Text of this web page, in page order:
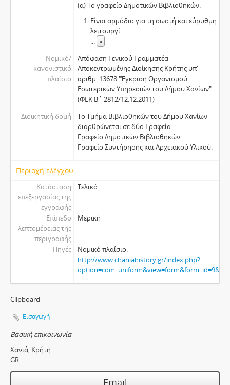
(α) Το γραφείο Δημοτικών Βιβλιοθηκών:
Είναι αρμόδιο για τη σωστή και εύρυθμη
λειτουργί
... »
Νομικό/
κανονιστικό
πλαίσιο
Απόφαση Γενικού Γραμματέα
Αποκεντρωμένης Διοίκησης Κρήτης υπ'
αριθμ. 13678 "Έγκριση Οργανισμού
Εσωτερικών Υπηρεσιών του Δήμου Χανίων"
(ΦΕΚ Β΄ 2812/12.12.2011)
Διοικητική δομή
Το Τμήμα Βιβλιοθηκών του Δήμου Χανίων
διαρθρώνεται σε δύο Γραφεία:
Γραφείο Δημοτικών Βιβλιοθηκών
Γραφείο Συντήρησης και Αρχειακού Υλικού.
Περιοχή ελέγχου
Κατάσταση
επεξεργασίας της
εγγραφής
Τελικό
Επίπεδο
λεπτομέρειας της
περιγραφής
Μερική
Πηγές
Νομικό πλαίσιο.
http://www.chaniahistory.gr/index.php?
Clipboard
Εισαγωγή
Βασική επικοινωνία
Χανιά, Κρήτη
GR
Email